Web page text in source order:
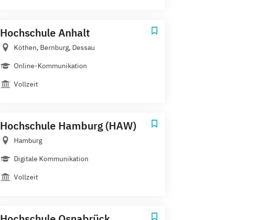
Hochschule Anhalt
Köthen, Bernburg, Dessau
Online-Kommunikation
Vollzeit
Hochschule Hamburg (HAW)
Hamburg
Digitale Kommunikation
Vollzeit